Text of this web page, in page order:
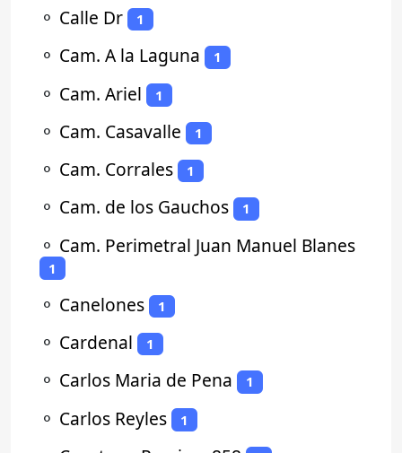
⚬ Calle Dr 1
⚬ Cam. A la Laguna 1
⚬ Cam. Ariel 1
⚬ Cam. Casavalle 1
⚬ Cam. Corrales 1
⚬ Cam. de los Gauchos 1
⚬ Cam. Perimetral Juan Manuel Blanes
1
⚬ Canelones 1
⚬ Cardenal 1
⚬ Carlos Maria de Pena 1
⚬ Carlos Reyles 1